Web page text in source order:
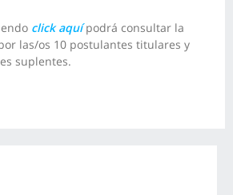
click aquípodrá consultar la
las/os 10 postulantes titulares y
suplentes.